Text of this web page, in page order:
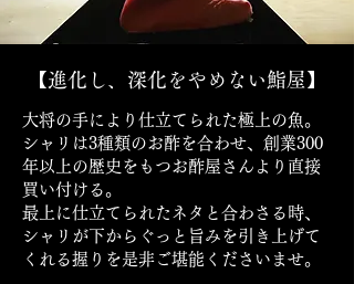
【進化し、深化をやめない鮨屋】
大将の手により仕立てられた極上の魚。
シャリは3種類のお酢を合わせ、創業300
年以上の歴史をもつお酢屋さんより直接
買い付ける。
最上に仕立てられたネタと合わさる時、
シャリが下からぐっと旨みを引き上げて
くれる握りを是非ご堪能くださいませ。